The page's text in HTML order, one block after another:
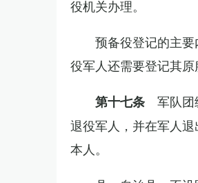
役机关办理。
预备役登记的主
役军人还需要登记其
第十七条 军队
退役军人，并在军人
本人。